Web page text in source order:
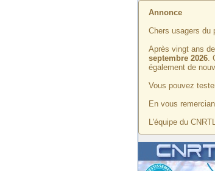
Annonce
Chers usagers du
Après vingt ans
septembre 2026.
également de
Vous pouvez
En vous
L'équipe du